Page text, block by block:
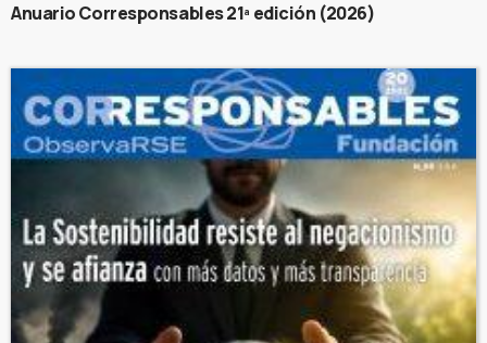
Anuario Corresponsables 21ª edición (2026)